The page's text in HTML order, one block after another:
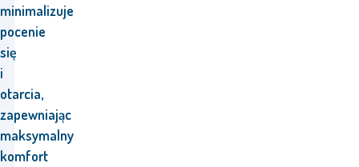
minimalizuje
pocenie
się
i
otarcia,
zapewniając
maksymalny
komfort